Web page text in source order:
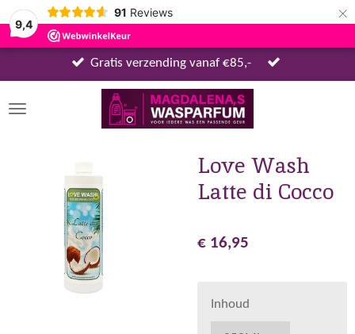
9,4
91 Reviews ×
Gratis verzending vanaf €85,-
Love Wash
Latte di Cocco
€ 16,95
Inhoud